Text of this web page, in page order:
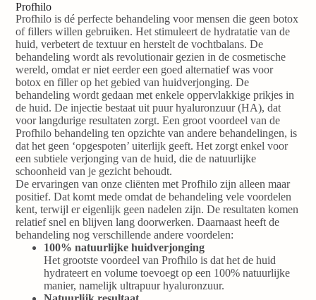
Profhilo
Profhilo is dé perfecte behandeling voor mensen die geen botox
of fillers willen gebruiken. Het stimuleert de hydratatie van de
huid, verbetert de textuur en herstelt de vochtbalans. De
behandeling wordt als revolutionair gezien in de cosmetische
wereld, omdat er niet eerder een goed alternatief was voor
botox en filler op het gebied van huidverjonging. De
behandeling wordt gedaan met enkele oppervlakkige prikjes in
de huid. De injectie bestaat uit puur hyaluronzuur (HA), dat
voor langdurige resultaten zorgt. Een groot voordeel van de
Profhilo behandeling ten opzichte van andere behandelingen, is
dat het geen ‘opgespoten’ uiterlijk geeft. Het zorgt enkel voor
een subtiele verjonging van de huid, die de natuurlijke
schoonheid van je gezicht behoudt.
De ervaringen van onze cliënten met Profhilo zijn alleen maar
positief. Dat komt mede omdat de behandeling vele voordelen
kent, terwijl er eigenlijk geen nadelen zijn. De resultaten komen
relatief snel en blijven lang doorwerken. Daarnaast heeft de
behandeling nog verschillende andere voordelen:
100% natuurlijke huidverjonging
Het grootste voordeel van Profhilo is dat het de huid
hydrateert en volume toevoegt op een 100% natuurlijke
manier, namelijk ultrapuur hyaluronzuur.